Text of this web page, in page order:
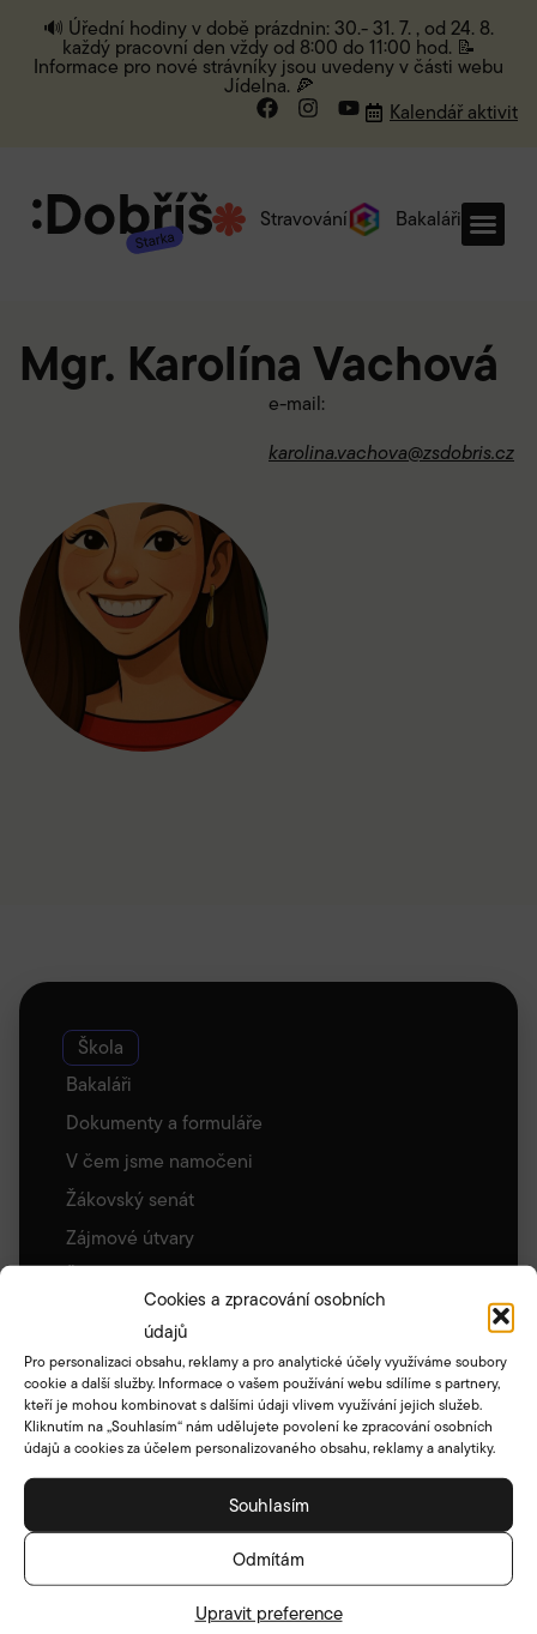
Cookies a zpracování osobních
údajů
Pro personalizaci obsahu, reklamy a pro analytické účely využíváme soubory
cookie a další služby. Informace o vašem používání webu sdílíme s partnery,
kteří je mohou kombinovat s dalšími údaji vlivem využívání jejich služeb.
Kliknutím na „Souhlasím“ nám udělujete povolení ke zpracování osobních
údajů a cookies za účelem personalizovaného obsahu, reklamy a analytiky.
Souhlasím
Odmítám
Upravit preference
🔊 Úřední hodiny v době prázdnin: 30.- 31. 7. , od 24. 8.
každý pracovní den vždy od 8:00 do 11:00 hod. 📝
Informace pro nové strávníky jsou uvedeny v části webu
Jídelna. 🍕
Kalendář aktivit
Stravování Bakaláři
Mgr. Karolína Vachová
e-mail:
karolina.vachova@zsdobris.cz
Škola
Bakaláři
Dokumenty a formuláře
V čem jsme namočeni
Žákovský senát
Zájmové útvary
Zajímavé odkazy
Archiv stránek
Družina
Základní informace
Umístění a oddělení ŠD
Školní klub
Vychovatelky ŠD
Vyzvedávání dětí – Bellhop